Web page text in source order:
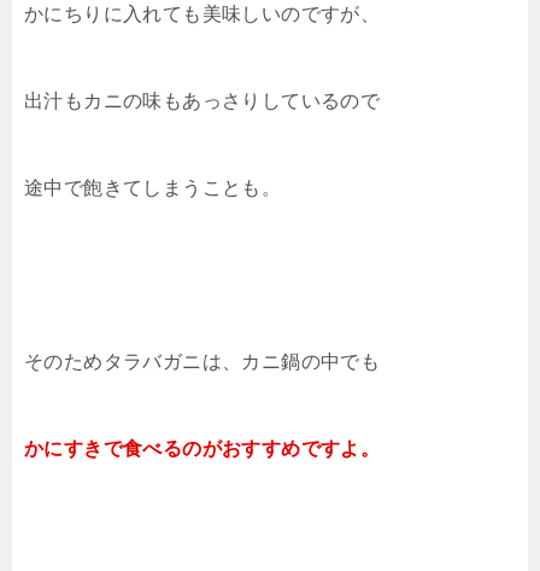
かにちりに入れても美味しいのですが、
出汁もカニの味もあっさりしているので
途中で飽きてしまうことも。
そのためタラバガニは、カニ鍋の中でも
かにすきで食べるのがおすすめですよ。